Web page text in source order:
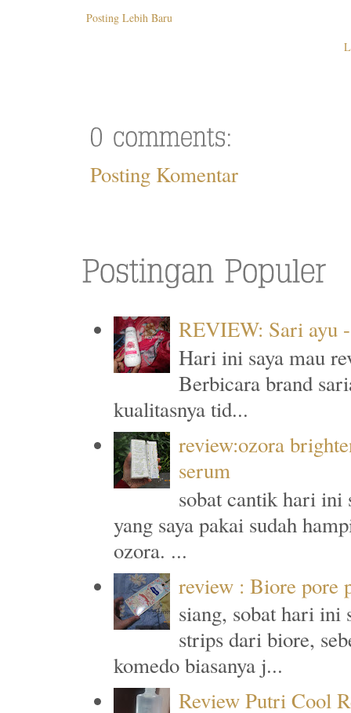
Posting Lebih Baru
Posting Komentar
REVIEW: Sari ayu
Hari ini saya mau
Berbicara brand
kualitasnya tid...
review:ozora
serum
sobat cantik hari ini
yang saya pakai sudah
ozora. ...
review : Biore pore
siang, sobat hari ini
strips dari biore,
komedo biasanya j...
Review Putri Cool